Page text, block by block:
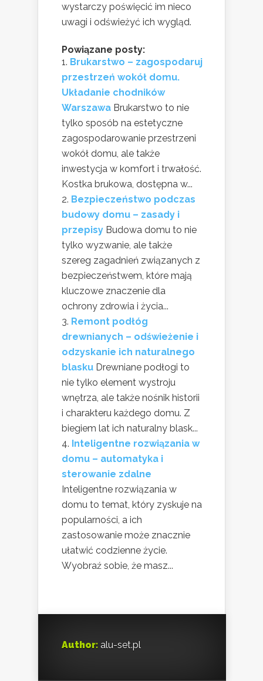
wystarczy poświęcić im nieco
uwagi i odświeżyć ich wygląd.
Powiązane posty:
Brukarstwo – zagospodaruj
przestrzeń wokół domu.
Układanie chodników
Warszawa Brukarstwo to nie
tylko sposób na estetyczne
zagospodarowanie przestrzeni
wokół domu, ale także
inwestycja w komfort i trwałość.
Kostka brukowa, dostępna w...
Bezpieczeństwo podczas
budowy domu – zasady i
przepisy Budowa domu to nie
tylko wyzwanie, ale także
szereg zagadnień związanych z
bezpieczeństwem, które mają
kluczowe znaczenie dla
ochrony zdrowia i życia...
Remont podłóg
drewnianych – odświeżenie i
odzyskanie ich naturalnego
blasku Drewniane podłogi to
nie tylko element wystroju
wnętrza, ale także nośnik historii
i charakteru każdego domu. Z
biegiem lat ich naturalny blask...
Inteligentne rozwiązania w
domu – automatyka i
sterowanie zdalne
Inteligentne rozwiązania w
domu to temat, który zyskuje na
popularności, a ich
zastosowanie może znacznie
ułatwić codzienne życie.
Wyobraź sobie, że masz...
Author: alu-set.pl